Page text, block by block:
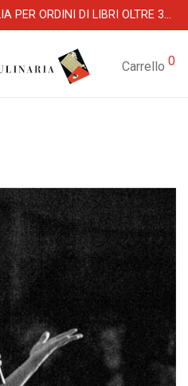
SPEDIZIONI GRATUITE IN ITALIA PER ORDINI DI LIBRI OLTRE 39 €
Carrello 0